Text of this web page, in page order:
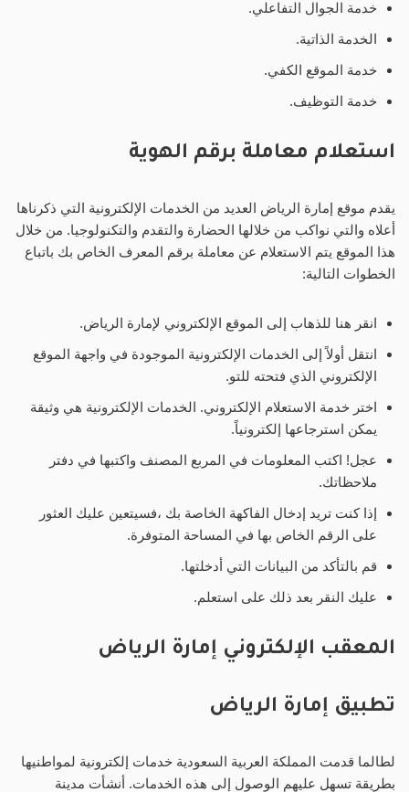
خدمة الجوال التفاعلي.
الخدمة الذاتية.
خدمة الموقع الكفي.
خدمة التوظيف.
استعلام معاملة برقم الهوية
يقدم موقع إمارة الرياض العديد من الخدمات الإلكترونية التي ذكرناها
أعلاه والتي نواكب من خلالها الحضارة والتقدم والتكنولوجيا. من خلال
هذا الموقع يتم الاستعلام عن معاملة برقم المعرف الخاص بك باتباع
الخطوات التالية:
انقر هنا للذهاب إلى الموقع الإلكتروني لإمارة الرياض.
انتقل أولاً إلى الخدمات الإلكترونية الموجودة في واجهة الموقع
الإلكتروني الذي فتحته للتو.
اختر خدمة الاستعلام الإلكتروني. الخدمات الإلكترونية هي وثيقة
يمكن استرجاعها إلكترونياً.
عجل! اكتب المعلومات في المربع المصنف واكتبها في دفتر
ملاحظاتك.
إذا كنت تريد إدخال الفاكهة الخاصة بك ،فسيتعين عليك العثور
على الرقم الخاص بها في المساحة المتوفرة.
قم بالتأكد من البيانات التي أدخلتها.
عليك النقر بعد ذلك على استعلم.
المعقب الإلكتروني إمارة الرياض
تطبيق إمارة الرياض
لطالما قدمت المملكة العربية السعودية خدمات إلكترونية لمواطنيها
بطريقة تسهل عليهم الوصول إلى هذه الخدمات. أنشأت مدينة